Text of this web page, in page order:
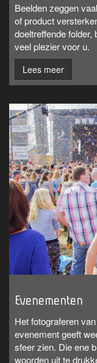
Beelden zeggen
of product
doeltreffende
veel plezier voor u.
Lees meer
Evenementen
Het fotograferen
evenement geeft
sfeer zien. Die ene
woorden uit te